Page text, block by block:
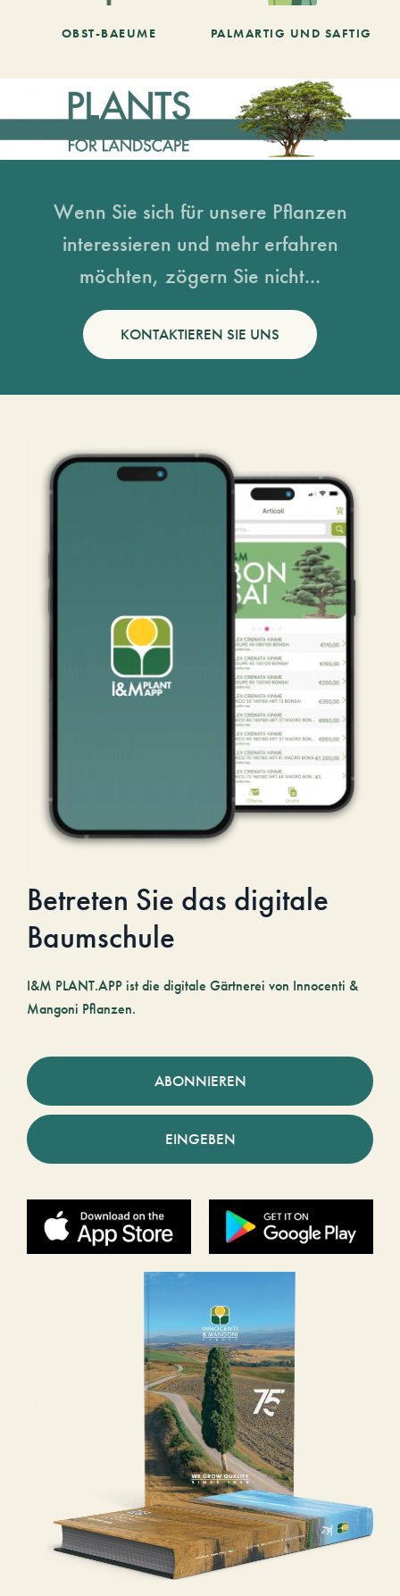
OBST-BAEUME PALMARTIG UND SAFTIG
Wenn Sie sich für unsere Pflanzen
interessieren und mehr erfahren
möchten, zögern Sie nicht...
KONTAKTIEREN SIE UNS
Betreten Sie das digitale
Baumschule
I&M PLANT.APP ist die digitale Gärtnerei von Innocenti &
Mangoni Pflanzen.
ABONNIEREN
EINGEBEN